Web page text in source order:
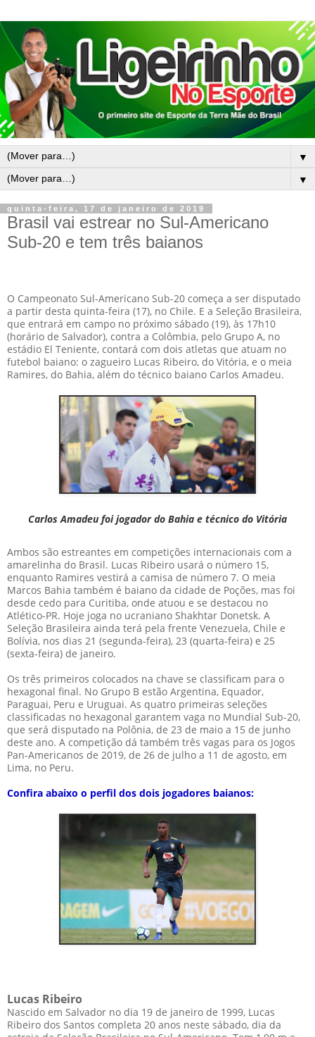
▼
▼
quinta-feira, 17 de janeiro de 2019
Brasil vai estrear no Sul-Americano
Sub-20 e tem três baianos
O Campeonato Sul-Americano Sub-20 começa a ser disputado
a partir desta quinta-feira (17), no Chile. E a Seleção Brasileira,
que entrará em campo no próximo sábado (19), às 17h10
(horário de Salvador), contra a Colômbia, pelo Grupo A, no
estádio El Teniente, contará com dois atletas que atuam no
futebol baiano: o zagueiro Lucas Ribeiro, do Vitória, e o meia
Ramires, do Bahia, além do técnico baiano Carlos Amadeu.
Carlos Amadeu foi jogador do Bahia e técnico do Vitória
Ambos são estreantes em competições internacionais com a
amarelinha do Brasil. Lucas Ribeiro usará o número 15,
enquanto Ramires vestirá a camisa de número 7. O meia
Marcos Bahia também é baiano da cidade de Poções, mas foi
desde cedo para Curitiba, onde atuou e se destacou no
Atlético-PR. Hoje joga no ucraniano Shakhtar Donetsk. A
Seleção Brasileira ainda terá pela frente Venezuela, Chile e
Bolívia, nos dias 21 (segunda-feira), 23 (quarta-feira) e 25
(sexta-feira) de janeiro.
Os três primeiros colocados na chave se classificam para o
hexagonal final. No Grupo B estão Argentina, Equador,
Paraguai, Peru e Uruguai. As quatro primeiras seleções
classificadas no hexagonal garantem vaga no Mundial Sub-20,
que será disputado na Polônia, de 23 de maio a 15 de junho
deste ano. A competição dá também três vagas para os Jogos
Pan-Americanos de 2019, de 26 de julho a 11 de agosto, em
Lima, no Peru.
Confira abaixo o perfil dos dois jogadores baianos:
Lucas Ribeiro
Nascido em Salvador no dia 19 de janeiro de 1999, Lucas
Ribeiro dos Santos completa 20 anos neste sábado, dia da